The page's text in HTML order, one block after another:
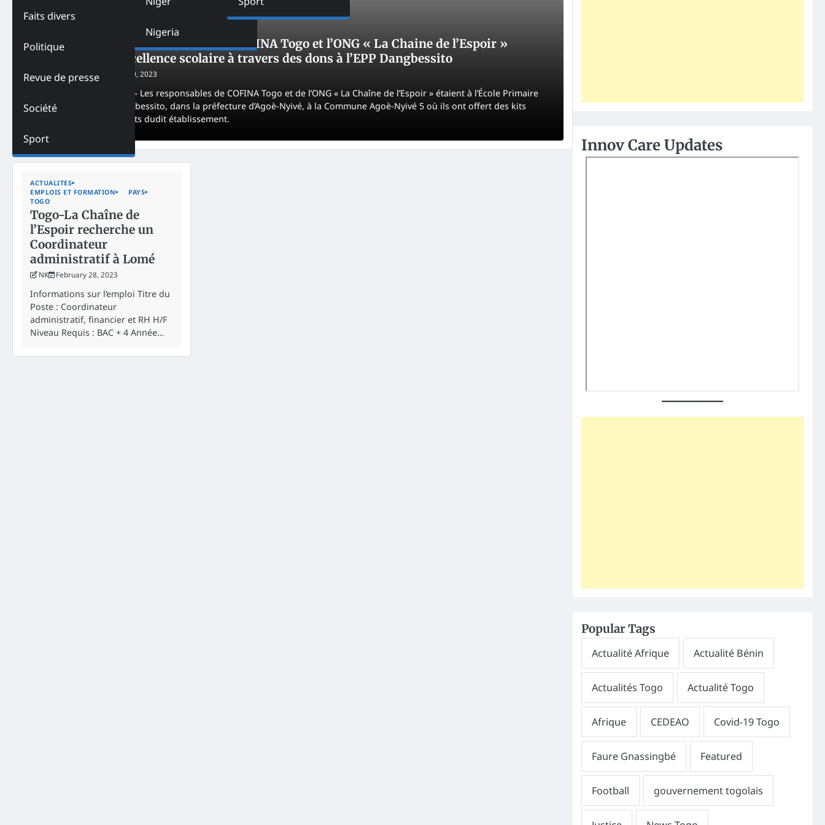
Faits divers
Politique
Revue de presse
Société
Sport
Nigeria
SERVICES SOCIÉTÉ
Togo-Rentrée Scolaire 2023-2024 COFINA Togo et l’ONG « La Chaine de l’Espoir »
promeuvent l’excellence scolaire à travers des dons à l’EPP Dangbessito
Godfrey AKPA October 10, 2023
Mardi 03 octobre 2023 – Les responsables de COFINA Togo et de l’ONG « La Chaîne de l’Espoir » étaient à l’École Primaire
Publique (EPP) de Dangbessito, dans la préfecture d’Agoè-Nyivé, à la Commune Agoè-Nyivé 5 où ils ont offert des kits
scolaires aux apprenants dudit établissement.
ACTUALITES
EMPLOIS ET FORMATION
PAYS
TOGO
Togo-La Chaîne de
l’Espoir recherche un
Coordinateur
administratif à Lomé
NK February 28, 2023
Informations sur l’emploi Titre du
Poste : Coordinateur
administratif, financier et RH H/F
Niveau Requis : BAC + 4 Année…
Innov Care Updates
Popular Tags